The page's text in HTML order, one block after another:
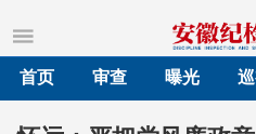
首页
审查 曝光